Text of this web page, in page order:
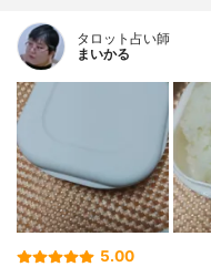
タロット占い師
まいかる
5.00